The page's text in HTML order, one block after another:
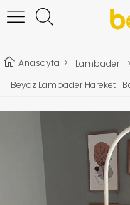
Anasayfa > Lambader
>
Beyaz Lambader Hareketli